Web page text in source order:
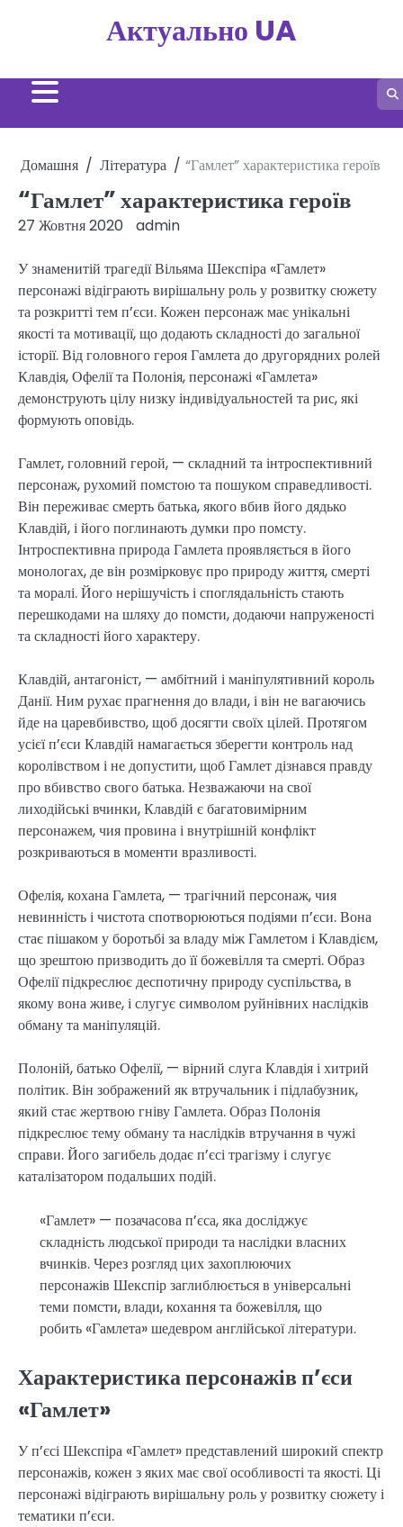
Актуально UA
Домашня Література “Гамлет” характеристика героїв
“Гамлет” характеристика героїв
27 Жовтня 2020 admin
У знаменитій трагедії Вільяма Шекспіра «Гамлет»
персонажі відіграють вирішальну роль у розвитку сюжету
та розкритті тем п’єси. Кожен персонаж має унікальні
якості та мотивації, що додають складності до загальної
історії. Від головного героя Гамлета до другорядних ролей
Клавдія, Офелії та Полонія, персонажі «Гамлета»
демонструють цілу низку індивідуальностей та рис, які
формують оповідь.
Гамлет, головний герой, — складний та інтроспективний
персонаж, рухомий помстою та пошуком справедливості.
Він переживає смерть батька, якого вбив його дядько
Клавдій, і його поглинають думки про помсту.
Інтроспективна природа Гамлета проявляється в його
монологах, де він розмірковує про природу життя, смерті
та моралі. Його нерішучість і споглядальність стають
перешкодами на шляху до помсти, додаючи напруженості
та складності його характеру.
Клавдій, антагоніст, — амбітний і маніпулятивний король
Данії. Ним рухає прагнення до влади, і він не вагаючись
йде на царевбивство, щоб досягти своїх цілей. Протягом
усієї п’єси Клавдій намагається зберегти контроль над
королівством і не допустити, щоб Гамлет дізнався правду
про вбивство свого батька. Незважаючи на свої
лиходійські вчинки, Клавдій є багатовимірним
персонажем, чия провина і внутрішній конфлікт
розкриваються в моменти вразливості.
Офелія, кохана Гамлета, — трагічний персонаж, чия
невинність і чистота спотворюються подіями п’єси. Вона
стає пішаком у боротьбі за владу між Гамлетом і Клавдієм,
що зрештою призводить до її божевілля та смерті. Образ
Офелії підкреслює деспотичну природу суспільства, в
якому вона живе, і слугує символом руйнівних наслідків
обману та маніпуляцій.
Полоній, батько Офелії, — вірний слуга Клавдія і хитрий
політик. Він зображений як втручальник і підлабузник,
який стає жертвою гніву Гамлета. Образ Полонія
підкреслює тему обману та наслідків втручання в чужі
справи. Його загибель додає п’єсі трагізму і слугує
каталізатором подальших подій.
«Гамлет» — позачасова п’єса, яка досліджує
складність людської природи та наслідки власних
вчинків. Через розгляд цих захоплюючих
персонажів Шекспір заглиблюється в універсальні
теми помсти, влади, кохання та божевілля, що
робить «Гамлета» шедевром англійської літератури.
Характеристика персонажів п’єси
«Гамлет»
У п’єсі Шекспіра «Гамлет» представлений широкий спектр
персонажів, кожен з яких має свої особливості та якості. Ці
персонажі відіграють вирішальну роль у розвитку сюжету і
тематики п’єси.